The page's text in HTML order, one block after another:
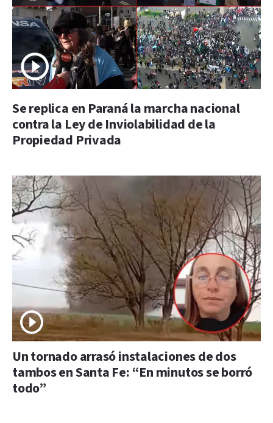
Se replica en Paraná la marcha nacional
contra la Ley de Inviolabilidad de la
Propiedad Privada
Un tornado arrasó instalaciones de dos
tambos en Santa Fe: “En minutos se borró
todo”